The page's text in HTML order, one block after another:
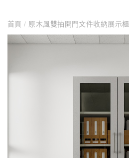
首頁/ 原木風雙抽開門文件收納展示櫃